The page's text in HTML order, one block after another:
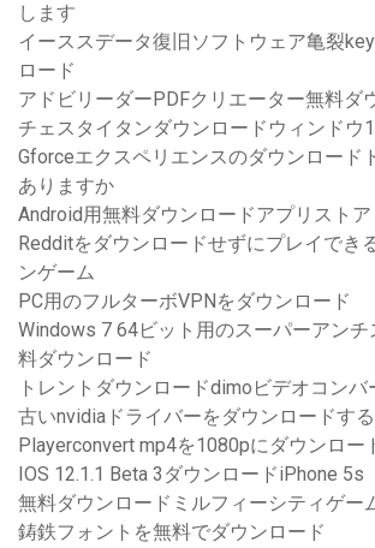
します
イーススデータ復旧ソフトウェア亀裂
ロード
アドビリーダーPDFクリエーター無料ダ
チェスタイタンダウンロードウィンドウ
Gforceエクスペリエンスのダウンロード
ありますか
Android用無料ダウンロードアプリストア
Redditをダウンロードせずにプレイでき
ンゲーム
PC用のフルターボVPNをダウンロード
Windows 7 64ビット用のスーパーアン
料ダウンロード
トレントダウンロードdimoビデオコンバ
古いnvidiaドライバーをダウンロードする
Playerconvert mp4を1080pにダウンロー
IOS 12.1.1 Beta 3ダウンロードiPhone 5s
無料ダウンロードミルフィーシティゲー
鋳鉄フォントを無料でダウンロード